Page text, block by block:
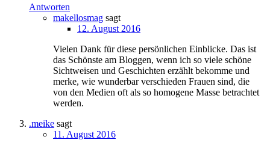
Antworten
makellosmag sagt
12. August 2016
Vielen Dank für diese persönlichen Einblicke. Das ist
das Schönste am Bloggen, wenn ich so viele schöne
Sichtweisen und Geschichten erzählt bekomme und
merke, wie wunderbar verschieden Frauen sind, die
von den Medien oft als so homogene Masse betrachtet
werden.
.meike sagt
11. August 2016